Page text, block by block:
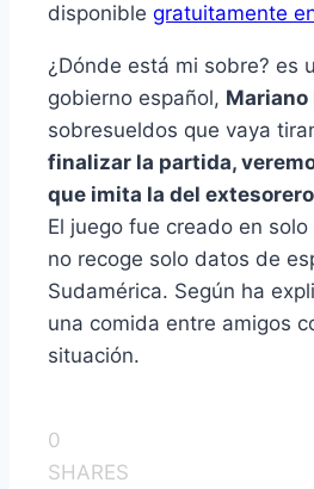
disponible gratuitamente
¿Dónde está mi sobre? es
gobierno español, Mariano
sobresueldos que vaya
finalizar la partida,
que imita la del extesorero
El juego fue creado en
no recoge solo datos de
Sudamérica. Según ha
una comida entre amigos
situación.
0
SHARES